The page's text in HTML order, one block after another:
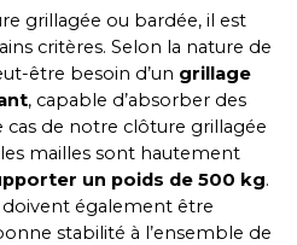
grillagée ou bardée, il est
critères. Selon la nature de
être besoin d’un grillage
, capable d’absorber des
cas de notre clôture grillagée
mailles sont hautement
un poids de 500 kg.
également être
stabilité à l’ensemble de